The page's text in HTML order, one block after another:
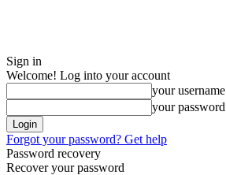
Sign in
Welcome! Log into your account
your username
your password
Forgot your password? Get help
Password recovery
Recover your password